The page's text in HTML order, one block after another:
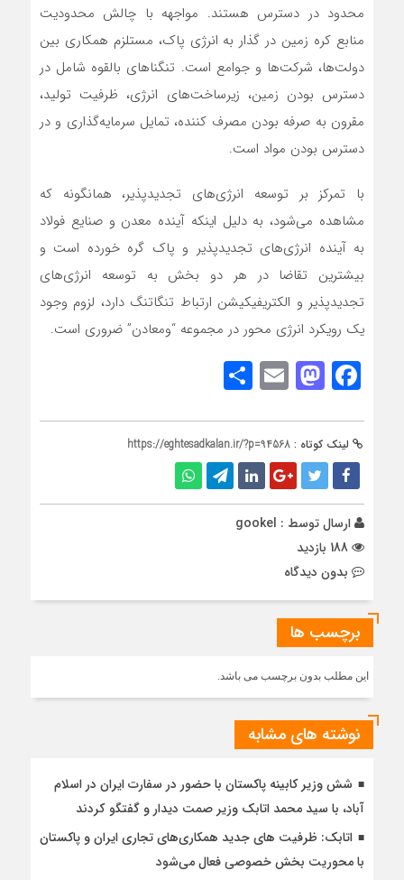
محدود در دسترس هستند. مواجهه با چالش محدودیت
منابع کره زمین در گذار به انرژی پاک، مستلزم همکاری بین
دولت‌ها، شرکت‌ها و جوامع است. تنگناهای بالقوه شامل در
دسترس بودن زمین، زیرساخت‌های انرژی، ظرفیت تولید،
مقرون به صرفه بودن مصرف کننده، تمایل سرمایه‌گذاری و در
دسترس بودن مواد است.
با تمرکز بر توسعه انرژی‌های تجدیدپذیر، همانگونه که
مشاهده می‌شود، به دلیل اینکه آینده معدن و صنایع فولاد
به آینده انرژی‌های تجدیدپذیر و پاک گره خورده است و
بیشترین تقاضا در هر دو بخش به توسعه انرژی‌های
تجدیدپذیر و الکتریفیکیشن ارتباط تنگاتنگ دارد، لزوم وجود
یک رویکرد انرژی محور در مجموعه “ومعادن” ضروری است.
Facebook
Mastodon
Email
لینک کوتاه : https://eghtesadkalan.ir/?p=94568
ارسال توسط : gookel
بدون دیدگاه
برچسب ها
این مطلب بدون برچسب می باشد.
نوشته های مشابه
شش وزیر کابینه پاکستان با حضور در سفارت ایران در اسلام
آباد، با سيد محمد اتابك وزير صمت ديدار و گفتگو كردند
اتابک: ظرفیت های جدید همکاری‌های تجاری ایران و پاکستان
با محوریت بخش خصوصی فعال می‌شود